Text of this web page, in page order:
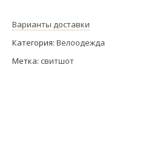
Варианты доставки
Категория: Велоодежда
Метка: свитшот